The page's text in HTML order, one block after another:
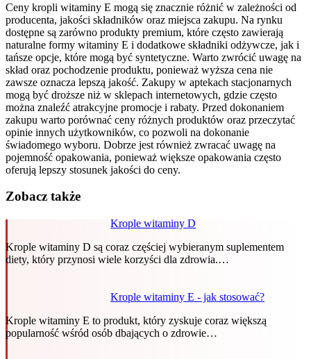
Ceny kropli witaminy E mogą się znacznie różnić w zależności od
producenta, jakości składników oraz miejsca zakupu. Na rynku
dostępne są zarówno produkty premium, które często zawierają
naturalne formy witaminy E i dodatkowe składniki odżywcze, jak i
tańsze opcje, które mogą być syntetyczne. Warto zwrócić uwagę na
skład oraz pochodzenie produktu, ponieważ wyższa cena nie
zawsze oznacza lepszą jakość. Zakupy w aptekach stacjonarnych
mogą być droższe niż w sklepach internetowych, gdzie często
można znaleźć atrakcyjne promocje i rabaty. Przed dokonaniem
zakupu warto porównać ceny różnych produktów oraz przeczytać
opinie innych użytkowników, co pozwoli na dokonanie
świadomego wyboru. Dobrze jest również zwracać uwagę na
pojemność opakowania, ponieważ większe opakowania często
oferują lepszy stosunek jakości do ceny.
Zobacz także
Krople witaminy D
Krople witaminy D są coraz częściej wybieranym suplementem
diety, który przynosi wiele korzyści dla zdrowia.…
Krople witaminy E - jak stosować?
Krople witaminy E to produkt, który zyskuje coraz większą
popularność wśród osób dbających o zdrowie…